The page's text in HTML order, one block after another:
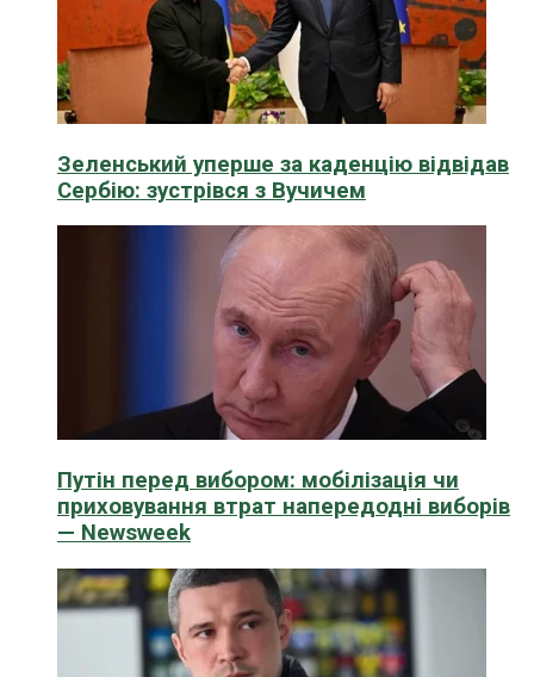
Зеленський уперше за каденцію відвідав
Сербію: зустрівся з Вучичем
Путін перед вибором: мобілізація чи
приховування втрат напередодні виборів
— Newsweek